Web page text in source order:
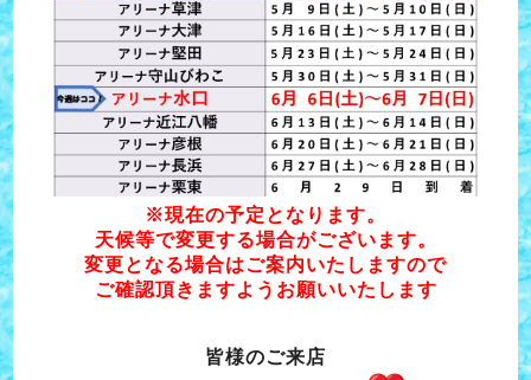
※現在の予定となります。
天候等で変更する場合がございます。
変更となる場合はご案内いたしますので
ご確認頂きますようお願いいたします
皆様のご来店